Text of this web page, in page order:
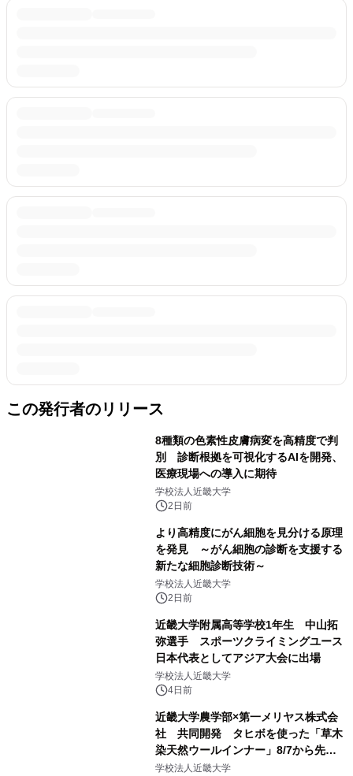
この発行者のリリース
8種類の色素性皮膚病変を高精度で判
別 診断根拠を可視化するAIを開発、
医療現場への導入に期待
学校法人近畿大学
2日前
より高精度にがん細胞を見分ける原理
を発見 ～がん細胞の診断を支援する
新たな細胞診断技術～
学校法人近畿大学
2日前
近畿大学附属高等学校1年生 中山拓
弥選手 スポーツクライミングユース
日本代表としてアジア大会に出場
学校法人近畿大学
4日前
近畿大学農学部×第一メリヤス株式会
社 共同開発 タヒボを使った「草木
染天然ウールインナー」8/7から先行
販売
学校法人近畿大学